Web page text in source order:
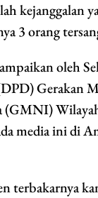
kejanggalan
3 orang
oleh
Gerakan
(GMNI)
media ini di
terbakarnya